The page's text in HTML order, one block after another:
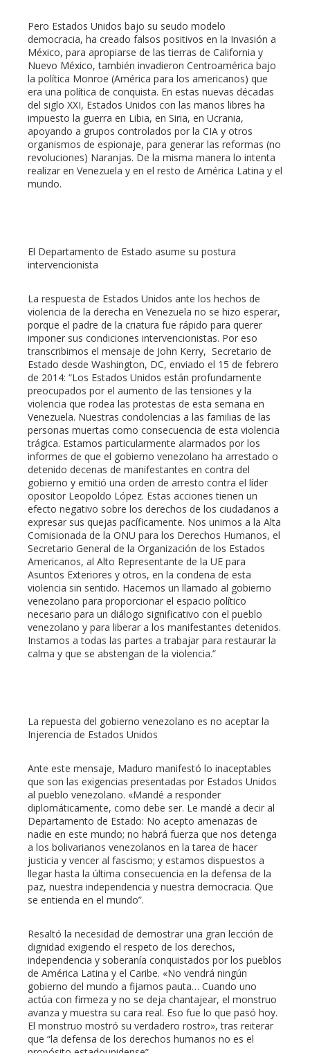
Pero Estados Unidos bajo su seudo modelo
democracia, ha creado falsos positivos en la Invasión a
México, para apropiarse de las tierras de California y
Nuevo México, también invadieron Centroamérica bajo
la política Monroe (América para los americanos) que
era una política de conquista. En estas nuevas décadas
del siglo XXI, Estados Unidos con las manos libres ha
impuesto la guerra en Libia, en Siria, en Ucrania,
apoyando a grupos controlados por la CIA y otros
organismos de espionaje, para generar las reformas (no
revoluciones) Naranjas. De la misma manera lo intenta
realizar en Venezuela y en el resto de América Latina y el
mundo.
El Departamento de Estado asume su postura
intervencionista
La respuesta de Estados Unidos ante los hechos de
violencia de la derecha en Venezuela no se hizo esperar,
porque el padre de la criatura fue rápido para querer
imponer sus condiciones intervencionistas. Por eso
transcribimos el mensaje de John Kerry, Secretario de
Estado desde Washington, DC, enviado el 15 de febrero
de 2014: “Los Estados Unidos están profundamente
preocupados por el aumento de las tensiones y la
violencia que rodea las protestas de esta semana en
Venezuela. Nuestras condolencias a las familias de las
personas muertas como consecuencia de esta violencia
trágica. Estamos particularmente alarmados por los
informes de que el gobierno venezolano ha arrestado o
detenido decenas de manifestantes en contra del
gobierno y emitió una orden de arresto contra el líder
opositor Leopoldo López. Estas acciones tienen un
efecto negativo sobre los derechos de los ciudadanos a
expresar sus quejas pacíficamente. Nos unimos a la Alta
Comisionada de la ONU para los Derechos Humanos, el
Secretario General de la Organización de los Estados
Americanos, al Alto Representante de la UE para
Asuntos Exteriores y otros, en la condena de esta
violencia sin sentido. Hacemos un llamado al gobierno
venezolano para proporcionar el espacio político
necesario para un diálogo significativo con el pueblo
venezolano y para liberar a los manifestantes detenidos.
Instamos a todas las partes a trabajar para restaurar la
calma y que se abstengan de la violencia.”
La repuesta del gobierno venezolano es no aceptar la
Injerencia de Estados Unidos
Ante este mensaje, Maduro manifestó lo inaceptables
que son las exigencias presentadas por Estados Unidos
al pueblo venezolano. «Mandé a responder
diplomáticamente, como debe ser. Le mandé a decir al
Departamento de Estado: No acepto amenazas de
nadie en este mundo; no habrá fuerza que nos detenga
a los bolivarianos venezolanos en la tarea de hacer
justicia y vencer al fascismo; y estamos dispuestos a
llegar hasta la última consecuencia en la defensa de la
paz, nuestra independencia y nuestra democracia. Que
se entienda en el mundo”.
Resaltó la necesidad de demostrar una gran lección de
dignidad exigiendo el respeto de los derechos,
independencia y soberanía conquistados por los pueblos
de América Latina y el Caribe. «No vendrá ningún
gobierno del mundo a fijarnos pauta… Cuando uno
actúa con firmeza y no se deja chantajear, el monstruo
avanza y muestra su cara real. Eso fue lo que pasó hoy.
El monstruo mostró su verdadero rostro», tras reiterar
que “la defensa de los derechos humanos no es el